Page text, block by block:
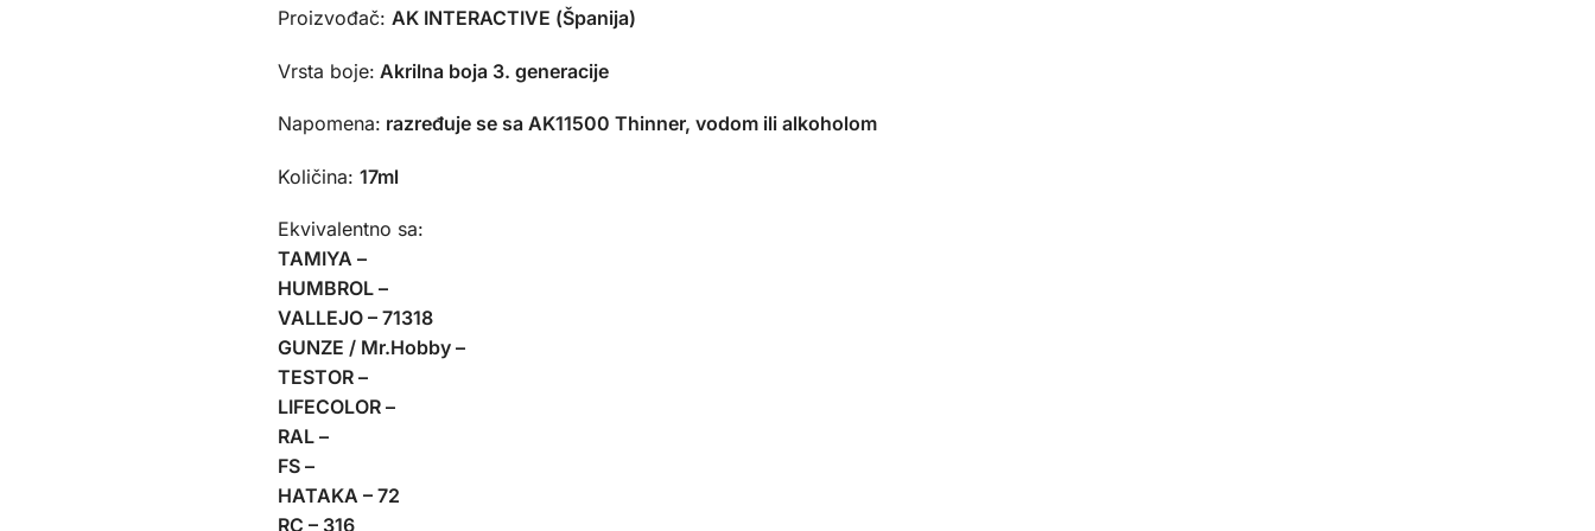
Proizvođač: AK INTERACTIVE (Španija)
Vrsta boje: Akrilna boja 3. generacije
Napomena: razređuje se sa AK11500 Thinner, vodom ili alkoholom
Količina: 17ml
Ekvivalentno sa:
TAMIYA –
HUMBROL –
VALLEJO – 71318
GUNZE / Mr.Hobby –
TESTOR –
LIFECOLOR –
RAL –
FS –
HATAKA – 72
RC – 316